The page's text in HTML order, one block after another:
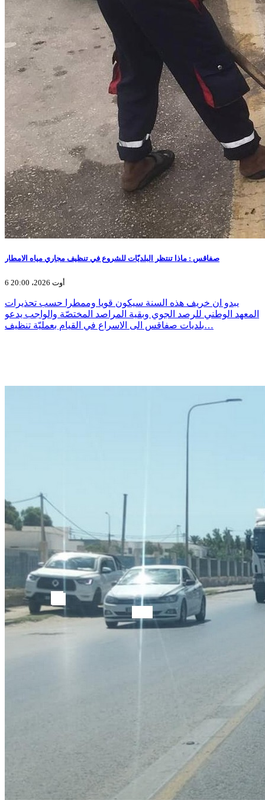
صفاقس : ماذا تنتظر البلديّات للشروع في تنظيف مجاري مياه الامطار
6 أوت 2026، 20:00
يبدو ان خريف هذه السنة سيكون قويا وممطرا حسب تحذيرات
المعهد الوطني للرصد الجوي وبقية المراصد المختصّة والواجب يدعو
بلديات صفاقس الى الاسراع في القيام بعمليّة تنظيف…